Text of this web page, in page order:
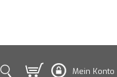
Mein Konto